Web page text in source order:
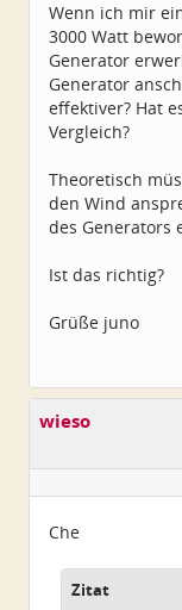
Wenn ich mir
3000 Watt
Generator
Generator
effektiver? Hat
Vergleich?
Theoretisch
den Wind
des Generators
Ist das richtig?
Grüße juno
wieso
Che
Zitat